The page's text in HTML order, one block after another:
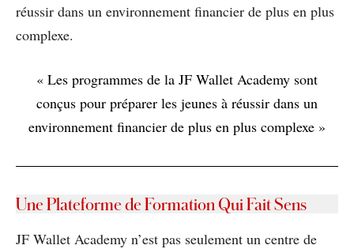
réussir dans un environnement financier de plus en plus
complexe.
« Les programmes de la JF Wallet Academy sont
conçus pour préparer les jeunes à réussir dans un
environnement financier de plus en plus complexe »
Une Plateforme de Formation Qui Fait Sens
JF Wallet Academy n’est pas seulement un centre de